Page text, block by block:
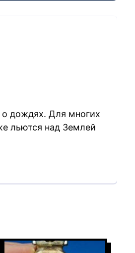
о дождях. Для многих
льются над Землей